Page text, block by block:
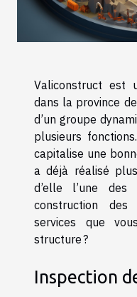
Valiconstruct est
dans la province
d’un groupe
plusieurs
capitalise une
a déjà réalisé
d’elle l’une des
construction
services que
structure ?
Inspection